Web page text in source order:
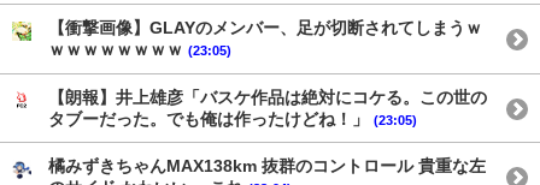
【衝撃画像】GLAYのメンバー、足が切断されてしまうｗ
ｗｗｗｗｗｗｗｗ (23:05)
【朗報】井上雄彦「バスケ作品は絶対にコケる。この世の
タブーだった。でも俺は作ったけどね！」
(23:05)
橘みずきちゃんMAX138km 抜群のコントロール 貴重な左